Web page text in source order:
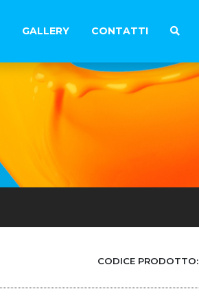
GALLERY CONTATTI
CODICE PRODOTTO: